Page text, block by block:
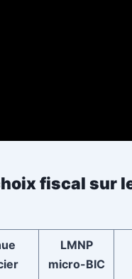
fiscal sur
LMNP
micro-BIC